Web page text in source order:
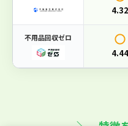
急ぎで回収してほしい方
365日対応で、お電話一本
つけます。急な引っ越し
す。
4.32
不用品回収ゼロ
4.44